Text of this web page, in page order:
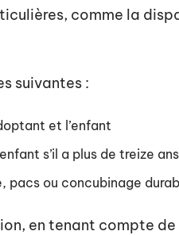
comme la
suivantes :
et l’enfant
s’il a plus de treize ans
pacs ou concubinage
en tenant compte